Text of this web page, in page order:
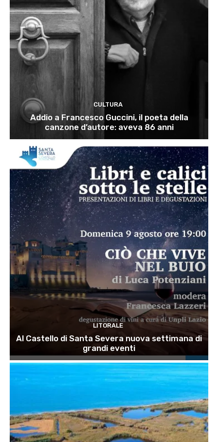
CULTURA
Addio a Francesco Guccini, il poeta della
canzone d’autore: aveva 86 anni
LITORALE
Al Castello di Santa Severa nuova settimana di
grandi eventi